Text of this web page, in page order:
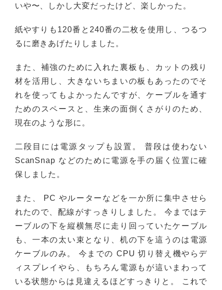
いや〜、しかし大変だったけど、楽しかった。
紙やすりも120番と240番の二枚を使用し、つるつ
るに磨きあげたりしました。
また、補強のために入れた裏板も、カットの残り
材を活用し、大きないちまいの板もあったのでそ
れを使ってもよかったんですが、ケーブルを通す
ためのスペースと、生来の面倒くさがりのため、
現在のような形に。
二段目には電源タップも設置。 普段は使わない
ScanSnap などのために電源を手の届く位置に確
保しました。
また、 PC やルーターなどを一か所に集中させら
れたので、配線がすっきりしました。 今まではテ
ーブルの下を縦横無尽に走り回っていたケーブル
も、一本の太い束となり、机の下を這うのは電源
ケーブルのみ。 今までの CPU 切り替え機やらデ
ィスプレイやら、もちろん電源もが這いまわって
いる状態からは見違えるほどすっきりと。 これで